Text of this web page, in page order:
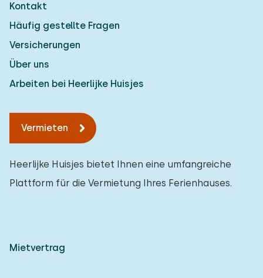
Kontakt
Häufig gestellte Fragen
Versicherungen
Über uns
Arbeiten bei Heerlijke Huisjes
Vermieten
Heerlijke Huisjes bietet Ihnen eine umfangreiche
Plattform für die Vermietung Ihres Ferienhauses.
Mietvertrag